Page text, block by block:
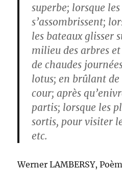
superbe; lorsque
s’assombrissent;
les bateaux glisser
milieu des arbres
de chaudes
lotus; en brûlant de
cour; après
partis; lorsque les
sortis, pour visiter
etc.
Werner LAMBERSY,